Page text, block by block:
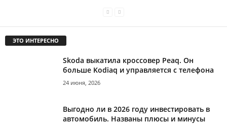
ЭТО ИНТЕРЕСНО
Skoda выкатила кроссовер Peaq. Он
больше Kodiaq и управляется с телефона
24 июня, 2026
Выгодно ли в 2026 году инвестировать в
автомобиль. Названы плюсы и минусы